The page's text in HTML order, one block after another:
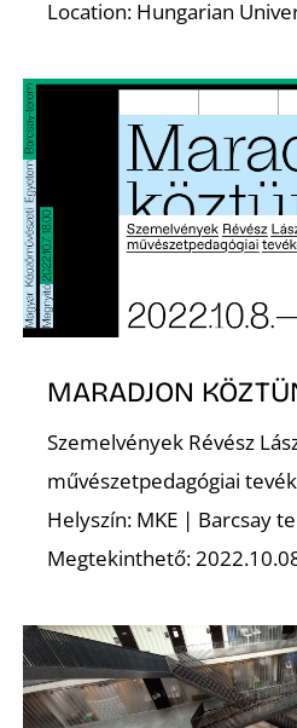
Location: Hungarian
MARADJON
Szemelvények Révész
művészetpedagógiai
Helyszín: MKE | Barcsay
Megtekinthető: